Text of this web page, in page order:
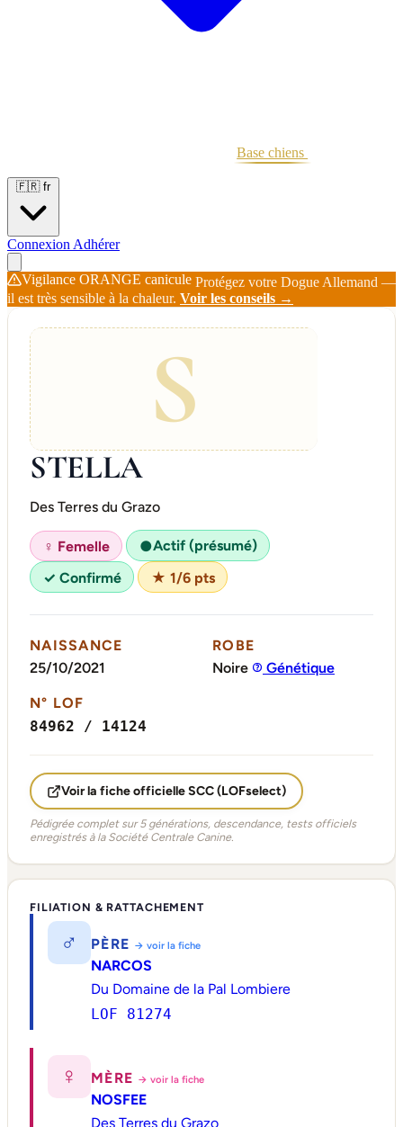
Base chiens
🇫🇷 fr
Connexion Adhérer
Vigilance ORANGE canicule Protégez votre Dogue Allemand —
il est très sensible à la chaleur. Voir les conseils →
S
STELLA
Des Terres du Grazo
♀ Femelle ●Actif (présumé)
✓ Confirmé
★ 1/6 pts
NAISSANCE
25/10/2021
ROBE
Noire
Génétique
N° LOF
84962 / 14124
Voir la fiche officielle SCC (LOFselect)
Pédigrée complet sur 5 générations, descendance, tests officiels
enregistrés à la Société Centrale Canine.
FILIATION & RATTACHEMENT
♂ PÈRE → voir la fiche
NARCOS
Du Domaine de la Pal Lombiere
LOF 81274
♀ MÈRE → voir la fiche
NOSFEE
Des Terres du Grazo